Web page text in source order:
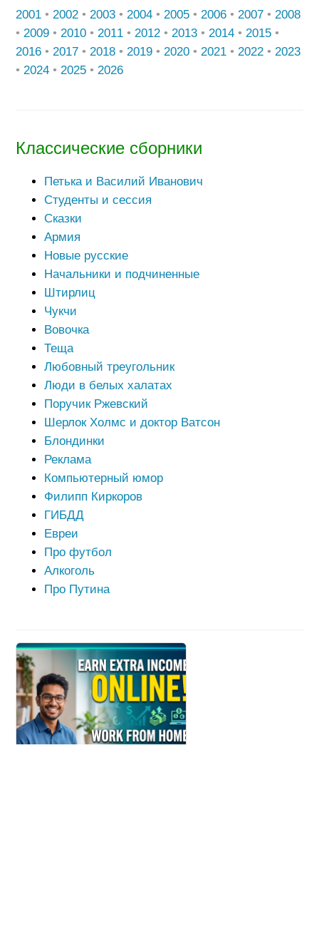
2001 • 2002 • 2003 • 2004 • 2005 • 2006 • 2007 • 2008
• 2009 • 2010 • 2011 • 2012 • 2013 • 2014 • 2015 •
2016 • 2017 • 2018 • 2019 • 2020 • 2021 • 2022 • 2023
• 2024 • 2025 • 2026
Классические сборники
Петька и Василий Иванович
Студенты и сессия
Сказки
Армия
Новые русские
Начальники и подчиненные
Штирлиц
Чукчи
Вовочка
Теща
Любовный треугольник
Люди в белых халатах
Поручик Ржевский
Шерлок Холмс и доктор Ватсон
Блондинки
Реклама
Компьютерный юмор
Филипп Киркоров
ГИБДД
Евреи
Про футбол
Алкоголь
Про Путина